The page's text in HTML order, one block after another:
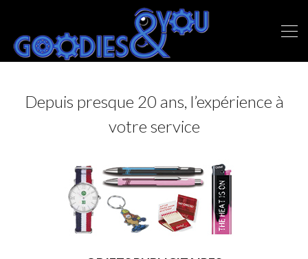
Depuis presque 20 ans, l’expérience à
votre service